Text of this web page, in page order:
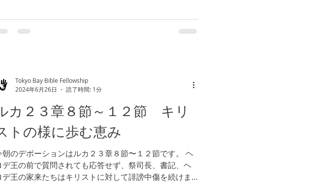
所では、イスラエルの民に対する預言をされました。...
カ２３章８節～１２節 キリ
トの様に歩む恵み
朝のデボーションはルカ２３章８節〜１２節です。 ヘ
デ王の前で質問されても応答せず、祭司長、書記、ヘ
デ王の家来たちはキリストに対して誹謗中傷を続けま
Tokyo Bay Bible Fellowship
2024年6月26日
読了時間: 1分